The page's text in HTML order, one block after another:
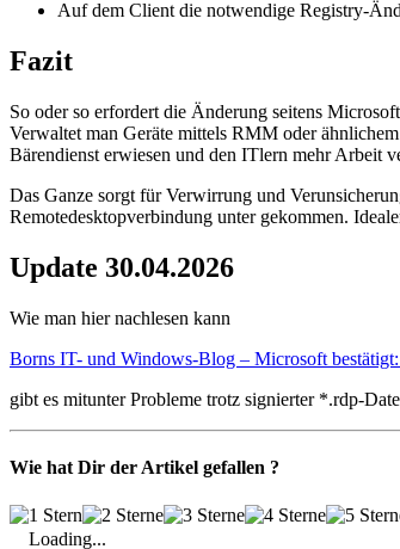
Auf dem Client die notwendige Registry-
Fazit
So oder so erfordert die Änderung seitens
Verwaltet man Geräte mittels RMM oder
Bärendienst erwiesen und den ITlern mehr Arbeit
Das Ganze sorgt für Verwirrung und
Remotedesktopverbindung unter gekommen.
Update 30.04.2026
Wie man hier nachlesen kann
Borns IT- und Windows-Blog – Microsoft
gibt es mitunter Probleme trotz signierter *.rdp-
Wie hat Dir der Artikel gefallen ?
Loading...